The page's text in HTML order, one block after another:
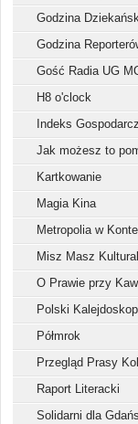
Godzina
Godzina
Gość Radia UG
H8 o'clock
Indeks
Jak możesz to
Kartkowanie
Magia Kina
Metropolia w
Misz Masz
O Prawie przy
Polski Kalejdoskop
Półmrok
Przegląd Prasy
Raport Literacki
Solidarni dla